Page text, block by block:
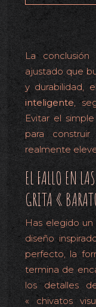
La
ajustado que
y durabilidad,
inteligente ,
Evitar el
para
realmente
EL FALLO EN
GRITA «
Has elegido
diseño
perfecto, la
termina de
los detalles
« chivatos